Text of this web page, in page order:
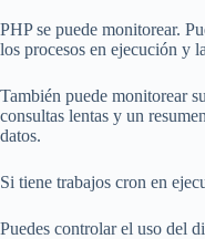
PHP se puede monitorear.
los procesos en ejecución y
También puede monitorear
consultas lentas y un
datos.
Si tiene trabajos cron en
Puedes controlar el uso del